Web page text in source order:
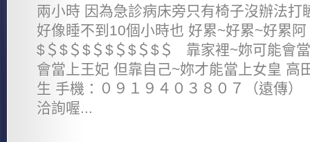
兩小時 因為急診病床旁只有椅子沒辦法打
好像睡不到10個小時也 好累~好累~好累
$＄$＄$＄$＄$＄$＄ 靠家裡~妳可能會
會當上王妃 但靠自己~妳才能當上女皇 高
生 手機：０９１９４０３８０７（遠傳
洽詢喔...